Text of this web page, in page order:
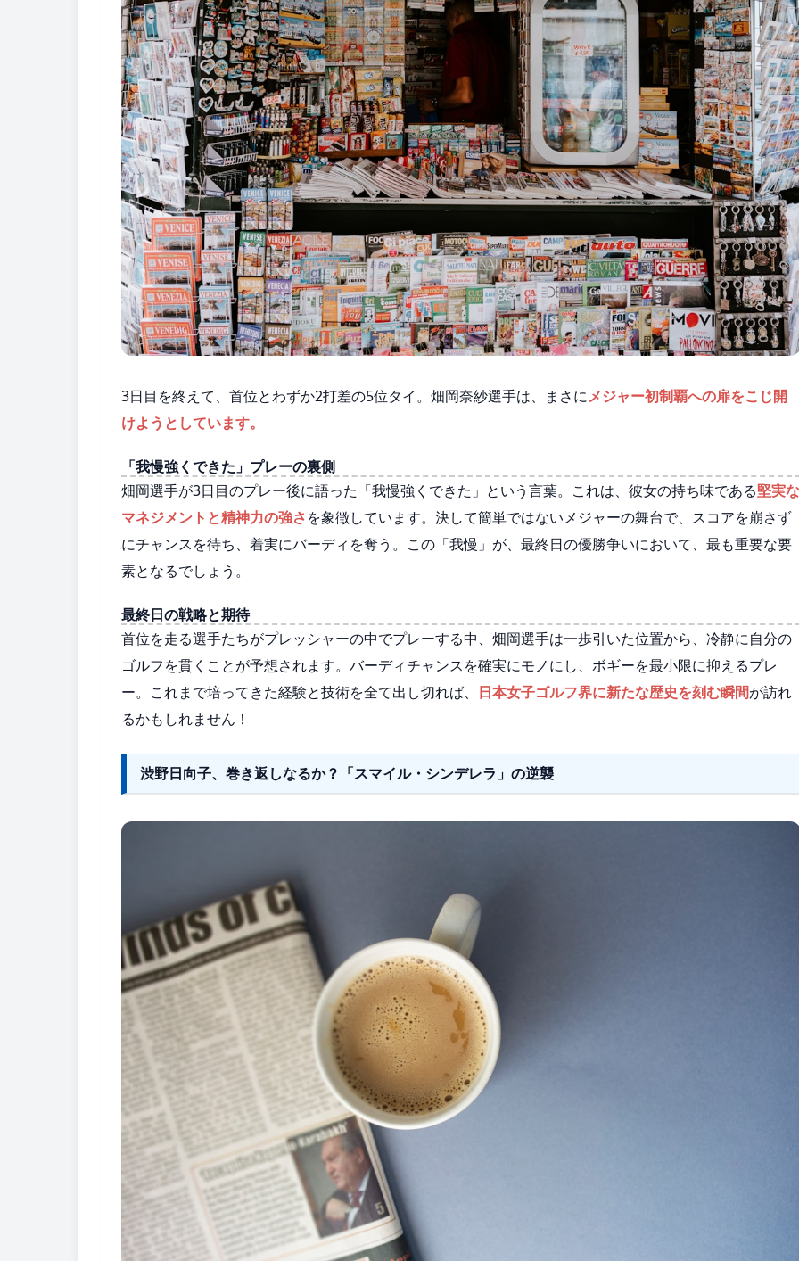
3日目を終えて、首位とわずか2打差の5位タイ。畑岡奈紗選手は、まさにメジャー初制覇への扉をこじ開
けようとしています。
「我慢強くできた」プレーの裏側
畑岡選手が3日目のプレー後に語った「我慢強くできた」という言葉。これは、彼女の持ち味である堅実な
マネジメントと精神力の強さを象徴しています。決して簡単ではないメジャーの舞台で、スコアを崩さず
にチャンスを待ち、着実にバーディを奪う。この「我慢」が、最終日の優勝争いにおいて、最も重要な要
素となるでしょう。
最終日の戦略と期待
首位を走る選手たちがプレッシャーの中でプレーする中、畑岡選手は一歩引いた位置から、冷静に自分の
ゴルフを貫くことが予想されます。バーディチャンスを確実にモノにし、ボギーを最小限に抑えるプレ
ー。これまで培ってきた経験と技術を全て出し切れば、 日本女子ゴルフ界に新たな歴史を刻む瞬間が訪れ
るかもしれません！
渋野日向子、巻き返しなるか？「スマイル・シンデレラ」の逆襲